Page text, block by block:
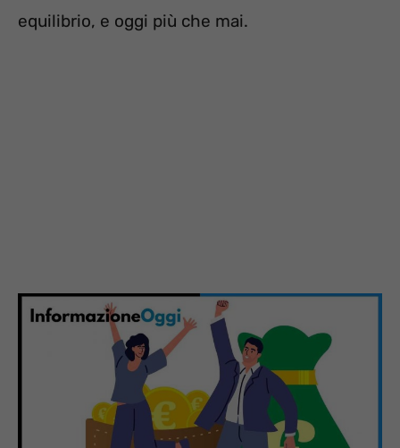
equilibrio, e oggi più che mai.